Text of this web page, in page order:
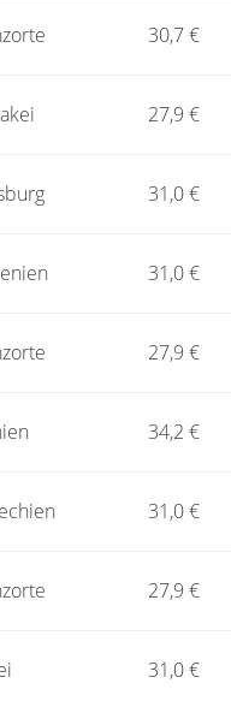
30,7 €
27,9 €
31,0 €
31,0 €
27,9 €
34,2 €
31,0 €
27,9 €
31,0 €